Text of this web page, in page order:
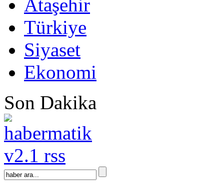
Ataşehir
Türkiye
Siyaset
Ekonomi
Son Dakika